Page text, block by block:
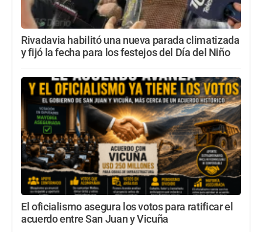
Rivadavia habilitó una nueva parada climatizada
y fijó la fecha para los festejos del Día del Niño
El oficialismo asegura los votos para ratificar el
acuerdo entre San Juan y Vicuña